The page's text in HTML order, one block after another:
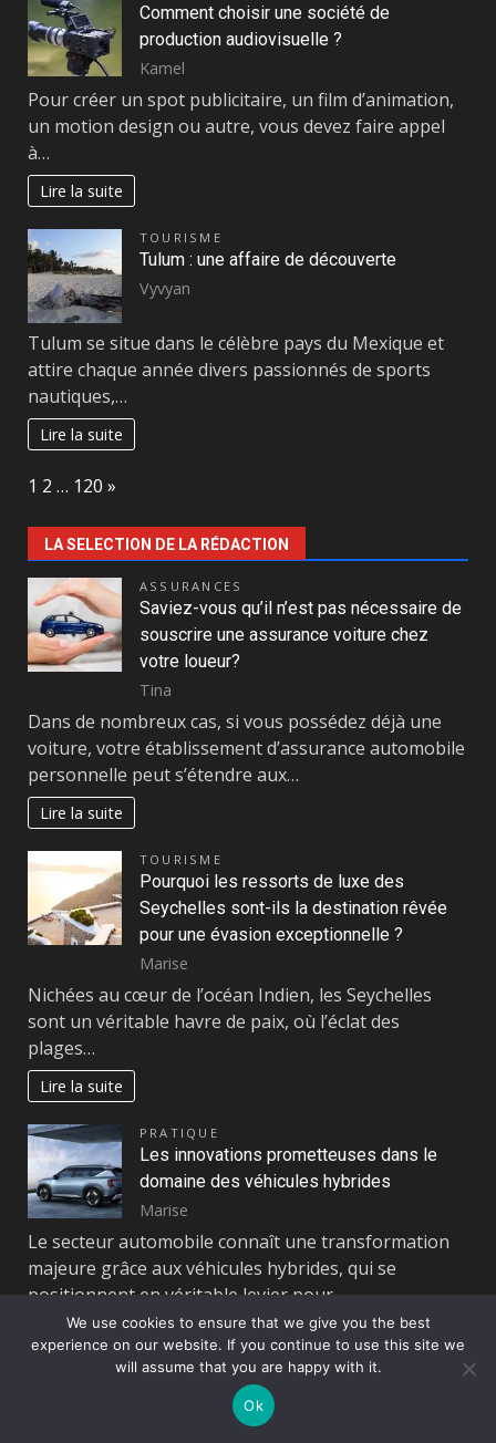
Comment choisir une société de
production audiovisuelle ?
Kamel
Pour créer un spot publicitaire, un film d’animation,
un motion design ou autre, vous devez faire appel
à…
Lire la suite
TOURISME
Tulum : une affaire de découverte
Vyvyan
Tulum se situe dans le célèbre pays du Mexique et
attire chaque année divers passionnés de sports
nautiques,…
Lire la suite
Page:
1 2 … 120 Next
»
LA SELECTION DE LA RÉDACTION
ASSURANCES
Saviez-vous qu’il n’est pas nécessaire de
souscrire une assurance voiture chez
votre loueur?
Tina
Dans de nombreux cas, si vous possédez déjà une
voiture, votre établissement d’assurance automobile
personnelle peut s’étendre aux…
Lire la suite
TOURISME
Pourquoi les ressorts de luxe des
Seychelles sont-ils la destination rêvée
pour une évasion exceptionnelle ?
Marise
Nichées au cœur de l’océan Indien, les Seychelles
sont un véritable havre de paix, où l’éclat des
plages…
Lire la suite
PRATIQUE
Les innovations prometteuses dans le
domaine des véhicules hybrides
Marise
Le secteur automobile connaît une transformation
majeure grâce aux véhicules hybrides, qui se
positionnent en véritable levier pour…
Lire la suite
Détection précoces : les indicateurs d’une
batterie de voiture en panne
We use cookies to ensure that we give you the best
experience on our website. If you continue to use this site we
will assume that you are happy with it.
Ok